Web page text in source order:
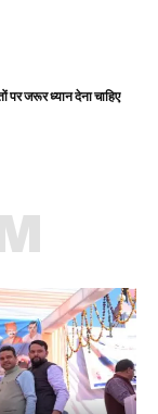
पर जरूर ध्यान देना चाहिए